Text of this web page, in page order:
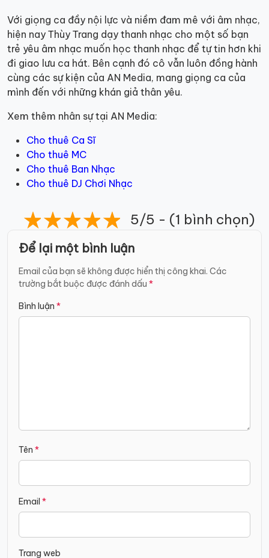
Với giọng ca đầy nội lực và niềm đam mê với âm nhạc,
hiện nay Thùy Trang dạy thanh nhạc cho một số bạn
trẻ yêu âm nhạc muốn học thanh nhạc để tự tin hơn khi
đi giao lưu ca hát. Bên cạnh đó cô vẫn luôn đồng hành
cùng các sự kiện của AN Media, mang giọng ca của
mình đến với những khán giả thân yêu.
Xem thêm nhân sự tại AN Media:
Cho thuê Ca Sĩ
Cho thuê MC
Cho thuê Ban Nhạc
Cho thuê DJ Chơi Nhạc
5/5 - (1 bình chọn)
Để lại một bình luận
Email của bạn sẽ không được hiển thị công khai. Các
trường bắt buộc được đánh dấu *
Bình luận *
Tên *
Email *
Trang web